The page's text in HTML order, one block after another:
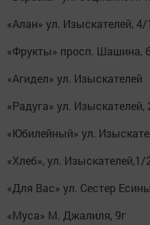
«Алан» ул. Изыскателей, 4/
«Фрукты» просп. Шашина,
«Агидел» ул. Изыскателей
«Радуга» ул. Изыскателей,
«Юбилейный» ул.
«Хлеб», ул. Изыскателей,1/
«Для Вас» ул. Сестер
«Муса» М. Джалиля, 9г